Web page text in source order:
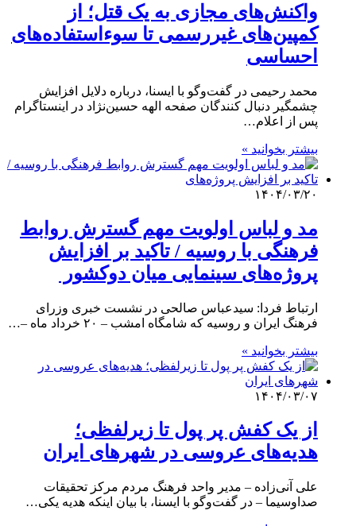
واکنش‌های مجازی به یک قتل؛ از
کمپین‌های غیررسمی تا سوءاستفاده‌های
احساسی
محمد رحیمی در گفت‌وگو با ایسنا، درباره دلایل افزایش
چشمگیر دنبال ‌کنندگان صفحه الهه حسین‌نژاد در اینستاگرام
پس از اعلام…
بیشتر بخوانید »
۱۴۰۴/۰۳/۲۰
مد و لباس اولویت مهم گسترش روابط
فرهنگی با روسیه / تاکید بر افزایش
پروژه‌های سینمایی میان دوکشور
ارتباط فردا: سیدعباس صالحی در نشست خبری وزرای
فرهنگ ایران و روسیه که شامگاه امشب – ۲۰ خرداد ماه –…
بیشتر بخوانید »
۱۴۰۴/۰۳/۰۷
از یک کفش پر پول تا زیرلفظی؛
هدیه‌های عروسی در شهرهای ایران
علی آنی‌زاده – مدیر واحد فرهنگ مردم مرکز تحقیقات
صداوسیما – در گفت‌وگو با ایسنا، با بیان اینکه هدیه یکی…